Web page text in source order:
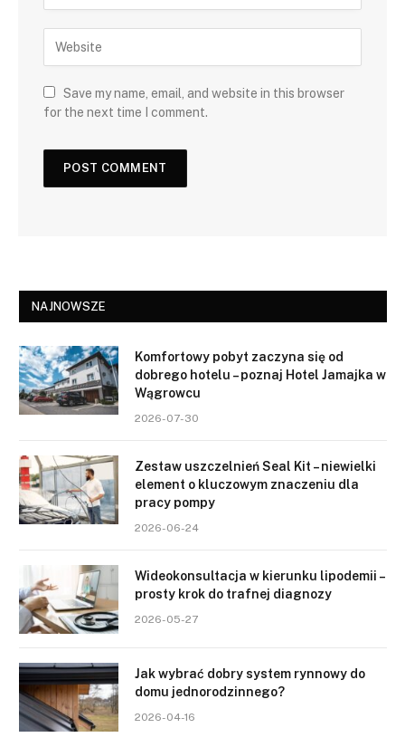
Save my name, email, and website in this browser
for the next time I comment.
NAJNOWSZE
Komfortowy pobyt zaczyna się od
dobrego hotelu – poznaj Hotel Jamajka w
Wągrowcu
2026-07-30
Zestaw uszczelnień Seal Kit – niewielki
element o kluczowym znaczeniu dla
pracy pompy
2026-06-24
Wideokonsultacja w kierunku lipodemii –
prosty krok do trafnej diagnozy
2026-05-27
Jak wybrać dobry system rynnowy do
domu jednorodzinnego?
2026-04-16